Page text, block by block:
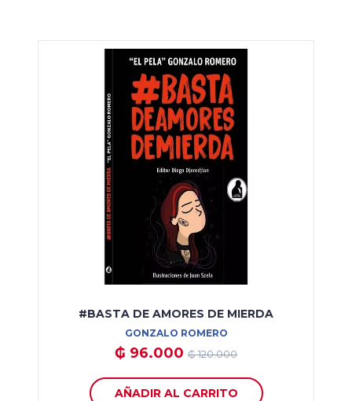
#BASTA DE AMORES DE MIERDA
GONZALO ROMERO
₲ 96.000 ₲ 120.000
AÑADIR AL CARRITO